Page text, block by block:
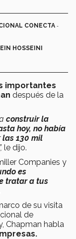
CONECTA -
HOSSEINI
importantes
después de la
construir la
hoy, no había
las 130 mil
le dijo.
Companies y
es
tratar a tus
de su visita
de
Chapman habla